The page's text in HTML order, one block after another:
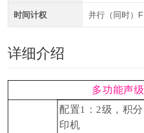
时间计权 并行（同时）
详细介绍
多功能声
配置1：2级，积
印机